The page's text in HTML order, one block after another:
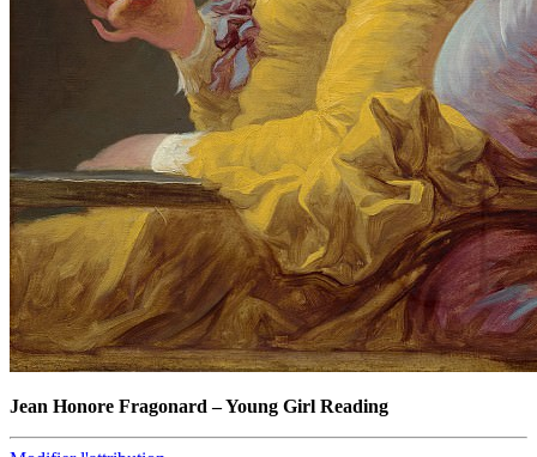
Jean Honore Fragonard –Young Girl Reading